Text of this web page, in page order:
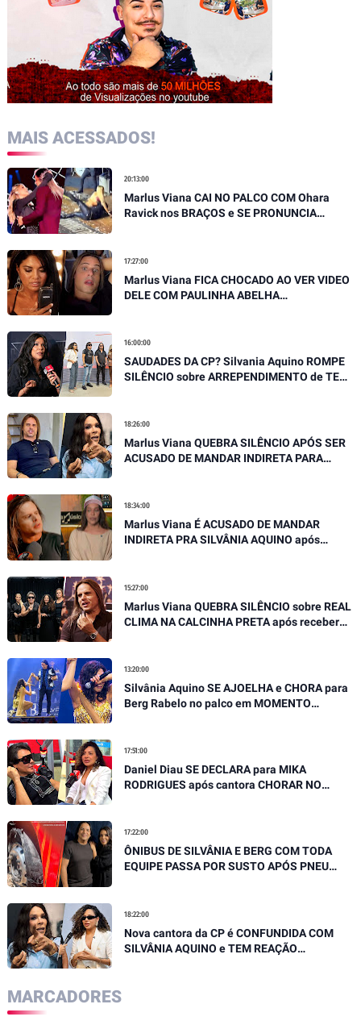
MAIS ACESSADOS!
20:13:00
Marlus Viana CAI NO PALCO COM Ohara
Ravick nos BRAÇOS e SE PRONUNCIA
17:27:00
Marlus Viana FICA CHOCADO AO VER VIDEO
DELE COM PAULINHA ABELHA
16:00:00
SAUDADES DA CP? Silvania Aquino ROMPE
SILÊNCIO sobre ARREPENDIMENTO de TER
18:26:00
Marlus Viana QUEBRA SILÊNCIO APÓS SER
ACUSADO DE MANDAR INDIRETA PARA
18:34:00
Marlus Viana É ACUSADO DE MANDAR
INDIRETA PRA SILVÂNIA AQUINO após
15:27:00
Marlus Viana QUEBRA SILÊNCIO sobre REAL
CLIMA NA CALCINHA PRETA após receber
13:20:00
Silvânia Aquino SE AJOELHA e CHORA para
Berg Rabelo no palco em MOMENTO
17:51:00
Daniel Diau SE DECLARA para MIKA
RODRIGUES após cantora CHORAR NO
17:22:00
ÔNIBUS DE SILVÂNIA E BERG COM TODA
EQUIPE PASSA POR SUSTO APÓS PNEU
18:22:00
Nova cantora da CP é CONFUNDIDA COM
SILVÂNIA AQUINO e TEM REAÇÃO
MARCADORES